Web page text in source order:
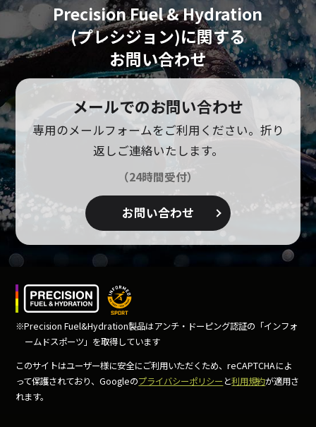
Precision Fuel & Hydration
(プレシジョン)に関する
お問い合わせ
メールでのお問い合わせ
専用のメールフォームをご利用ください。 折り
返しご連絡いたします。
（24時間受付）
お問い合わせ
※Precision Fuel&Hydration製品はアンチ・ドーピング認証の「インフォ
ームドスポーツ」を取得しています
このサイトはユーザー様に安全にご利用いただくため、reCAPTCHAによ
って保護されており、Googleのプライバシーポリシー と利用規約が適用さ
れます。